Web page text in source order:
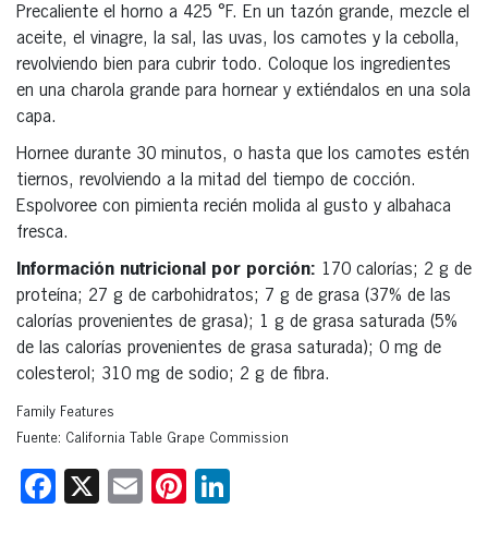
Precaliente el horno a 425 °F. En un tazón grande, mezcle el
aceite, el vinagre, la sal, las uvas, los camotes y la cebolla,
revolviendo bien para cubrir todo. Coloque los ingredientes
en una charola grande para hornear y extiéndalos en una sola
capa.
Hornee durante 30 minutos, o hasta que los camotes estén
tiernos, revolviendo a la mitad del tiempo de cocción.
Espolvoree con pimienta recién molida al gusto y albahaca
fresca.
Información nutricional por porción: 170 calorías; 2 g de
proteína; 27 g de carbohidratos; 7 g de grasa (37% de las
calorías provenientes de grasa); 1 g de grasa saturada (5%
de las calorías provenientes de grasa saturada); 0 mg de
colesterol; 310 mg de sodio; 2 g de fibra.
Family Features
Fuente: California Table Grape Commission
Facebook
X EmailPinterest